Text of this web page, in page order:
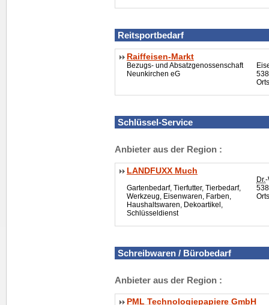
Reitsportbedarf
Raiffeisen-Markt
Bezugs- und Absatzgenossenschaft
Neunkirchen eG
Schlüssel-Service
Anbieter aus der Region :
LANDFUXX Much
Gartenbedarf, Tierfutter, Tierbedarf,
Werkzeug, Eisenwaren, Farben,
Haushaltswaren, Dekoartikel,
Schlüsseldienst
Dr.-
Schreibwaren / Bürobedarf
Anbieter aus der Region :
PML Technologiepapiere GmbH